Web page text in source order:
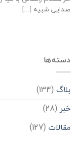
صدایی شبیه [...]
دسته‌ها
بلاگ (134)
خبر (28)
مقالات (127)